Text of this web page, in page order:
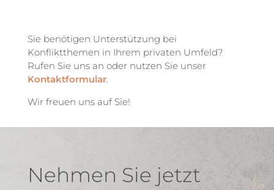
Sie benötigen Unterstützung bei
Konfliktthemen in Ihrem privaten Umfeld?
Rufen Sie uns an oder nutzen Sie unser
Kontaktformular.
Wir freuen uns auf Sie!
Nehmen Sie jetzt